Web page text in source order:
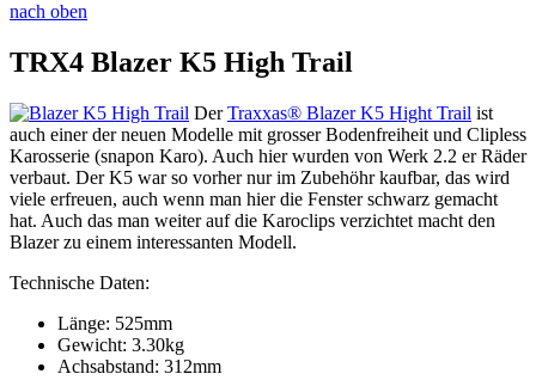
nach oben
TRX4 Blazer K5 High Trail
DerTraxxas® Blazer K5 Hight Trail ist
auch einer der neuen Modelle mit grosser Bodenfreiheit und Clipless
Karosserie (snapon Karo). Auch hier wurden von Werk 2.2 er Räder
verbaut. Der K5 war so vorher nur im Zubehöhr kaufbar, das wird
viele erfreuen, auch wenn man hier die Fenster schwarz gemacht
hat. Auch das man weiter auf die Karoclips verzichtet macht den
Blazer zu einem interessanten Modell.
Technische Daten:
Länge: 525mm
Gewicht: 3.30kg
Achsabstand: 312mm